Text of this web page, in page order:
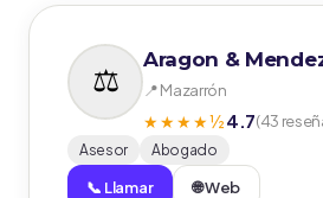
Aragon &
📍 Mazarrón
★★★★½4.7(43
Asesor Abogado
📞 Llamar 🌐 Web